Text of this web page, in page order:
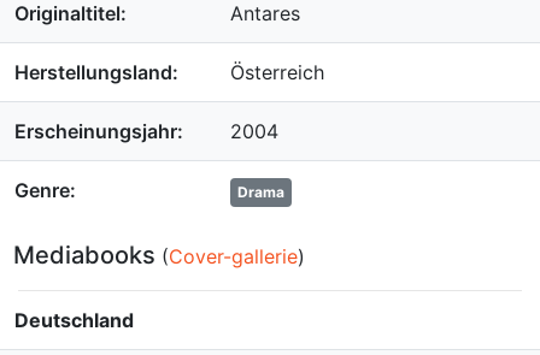
Originaltitel: Antares
Herstellungsland: Österreich
Erscheinungsjahr: 2004
Genre: Drama
Mediabooks (Cover-gallerie)
Deutschland